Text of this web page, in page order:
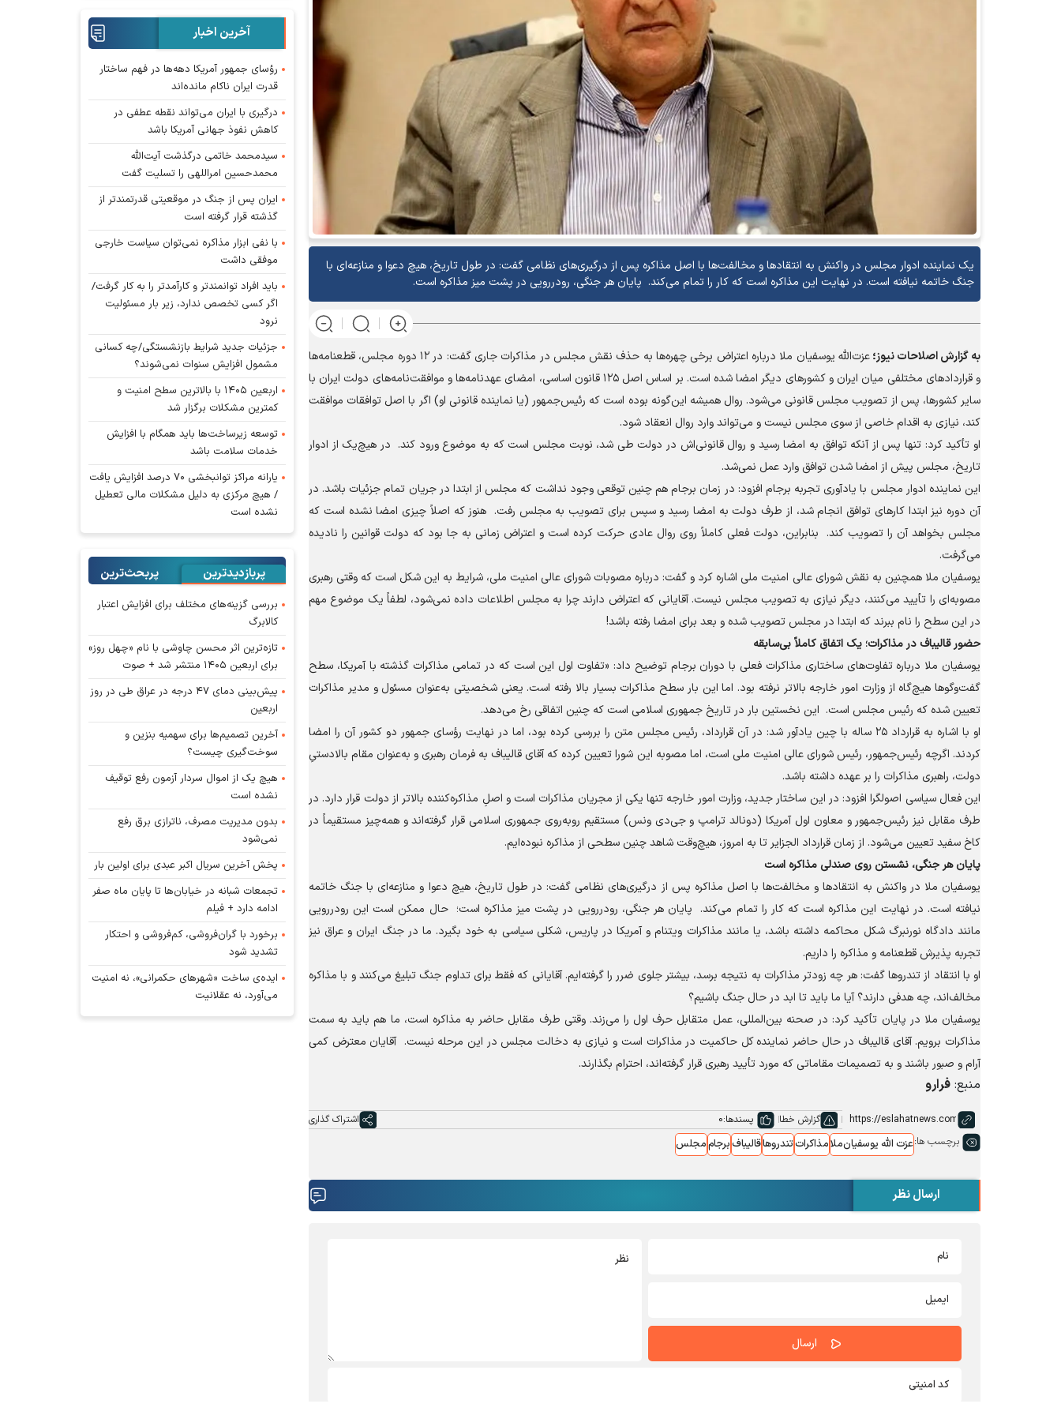
یک نماینده ادوار مجلس در واکنش به انتقاد‌ها و مخالفت‌ها با اصل مذاکره پس از درگیری‌های نظامی گفت: در طول تاریخ، هیچ دعوا و منازعه‌ای با
جنگ خاتمه نیافته است. در نهایت این مذاکره است که کار را تمام می‌کند. پایان هر جنگی، رودررویی در پشت میز مذاکره است.
به گزارشاصلاحات نیوز؛
عزت‌الله یوسفیان ملا درباره اعتراض برخی چهره‌ها به حذف نقش مجلس در مذاکرات جاری گفت: در ۱۲ دوره مجلس، قطعنامه‌ها
و قرارداد‌های مختلفی میان ایران و کشور‌های دیگر امضا شده است. بر اساس اصل ۱۲۵ قانون اساسی، امضای عهدنامه‌ها و موافقت‌نامه‌های دولت ایران با
سایر کشورها، پس از تصویب مجلس قانونی می‌شود. روال همیشه این‌گونه بوده است که رئیس‌جمهور (یا نماینده قانونی او) اگر با اصل توافقات موافقت
کند، نیازی به اقدام خاصی از سوی مجلس نیست و می‌تواند وارد روال انعقاد شود.
او تأکید کرد: تنها پس از آنکه توافق به امضا رسید و روال قانونی‌اش در دولت طی شد، نوبت مجلس است که به موضوع ورود کند. در هیچ‌یک از ادوار
تاریخ، مجلس پیش از امضا شدن توافق وارد عمل نمی‌شد.
این نماینده ادوار مجلس با یادآوری تجربه برجام افزود: در زمان برجام هم چنین توقعی وجود نداشت که مجلس از ابتدا در جریان تمام جزئیات باشد. در
آن دوره نیز ابتدا کار‌های توافق انجام شد، از طرف دولت به امضا رسید و سپس برای تصویب به مجلس رفت. هنوز که اصلاً چیزی امضا نشده است که
مجلس بخواهد آن را تصویب کند. بنابراین، دولت فعلی کاملاً روی روال عادی حرکت کرده است و اعتراض زمانی به جا بود که دولت قوانین را نادیده
می‌گرفت.
یوسفیان ملا همچنین به نقش شورای عالی امنیت ملی اشاره کرد و گفت: درباره مصوبات شورای عالی امنیت ملی، شرایط به این شکل است که وقتی رهبری
مصوبه‌ای را تأیید می‌کنند، دیگر نیازی به تصویب مجلس نیست. آقایانی که اعتراض دارند چرا به مجلس اطلاعات داده نمی‌شود، لطفاً یک موضوع مهم
در این سطح را نام ببرند که ابتدا در مجلس تصویب شده و بعد برای امضا رفته باشد!
حضور قالیباف در مذاکرات؛ یک اتفاق کاملاً بی‌سابقه
یوسفیان ملا درباره تفاوت‌های ساختاری مذاکرات فعلی با دوران برجام توضیح داد: «تفاوت اول این است که در تمامی مذاکرات گذشته با آمریکا، سطح
گفت‌و‌گو‌ها هیچ‌گاه از وزارت امور خارجه بالاتر نرفته بود. اما این بار سطح مذاکرات بسیار بالا رفته است. یعنی شخصیتی به‌عنوان مسئول و مدیر مذاکرات
تعیین شده که رئیس مجلس است. این نخستین بار در تاریخ جمهوری اسلامی است که چنین اتفاقی رخ می‌دهد.
او با اشاره به قرارداد ۲۵ ساله با چین یادآور شد: در آن قرارداد، رئیس مجلس متن را بررسی کرده بود، اما در نهایت رؤسای جمهور دو کشور آن را امضا
کردند. اگرچه رئیس‌جمهور، رئیس شورای عالی امنیت ملی است، اما مصوبه این شورا تعیین کرده که آقای قالیباف به فرمان رهبری و به‌عنوان مقام بالادستیِ
دولت، راهبری مذاکرات را بر عهده داشته باشد.
این فعال سیاسی اصولگرا افزود: در این ساختار جدید، وزارت امور خارجه تنها یکی از مجریان مذاکرات است و اصلِ مذاکره‌کننده بالاتر از دولت قرار دارد. در
طرف مقابل نیز رئیس‌جمهور و معاون اول آمریکا (دونالد ترامپ و جی‌دی ونس) مستقیم روبه‌روی جمهوری اسلامی قرار گرفته‌اند و همه‌چیز مستقیماً در
کاخ سفید تعیین می‌شود. از زمان قرارداد الجزایر تا به امروز، هیچ‌وقت شاهد چنین سطحی از مذاکره نبوده‌ایم.
پایان هر جنگی، نشستن روی صندلی مذاکره است
یوسفیان ملا در واکنش به انتقاد‌ها و مخالفت‌ها با اصل مذاکره پس از درگیری‌های نظامی گفت: در طول تاریخ، هیچ دعوا و منازعه‌ای با جنگ خاتمه
نیافته است. در نهایت این مذاکره است که کار را تمام می‌کند. پایان هر جنگی، رودررویی در پشت میز مذاکره است؛ حال ممکن است این رودررویی
مانند دادگاه نورنبرگ شکل محاکمه داشته باشد، یا مانند مذاکرات ویتنام و آمریکا در پاریس، شکلی سیاسی به خود بگیرد. ما در جنگ ایران و عراق نیز
تجربه پذیرش قطعنامه و مذاکره را داریم.
او با انتقاد از تندرو‌ها گفت: هر چه زودتر مذاکرات به نتیجه برسد، بیشتر جلوی ضرر را گرفته‌ایم. آقایانی که فقط برای تداوم جنگ تبلیغ می‌کنند و با مذاکره
مخالف‌اند، چه هدفی دارند؟ آیا ما باید تا ابد در حال جنگ باشیم؟
یوسفیان ملا در پایان تأکید کرد: در صحنه بین‌المللی، عمل متقابل حرف اول را می‌زند. وقتی طرف مقابل حاضر به مذاکره است، ما هم باید به سمت
مذاکرات برویم. آقای قالیباف در حال حاضر نماینده کل حاکمیت در مذاکرات است و نیازی به دخالت مجلس در این مرحله نیست. آقایان معترض کمی
آرام و صبور باشند و به تصمیمات مقاماتی که مورد تأیید رهبری قرار گرفته‌اند، احترام بگذارند.
منبع: فرارو
گزارش خطا پسندها:0 اشتراک گذاری
برچسب ها:عزت الله یوسفیان‌ملامذاکراتتندروهاقالیبافبرجاممجلس
ارسال نظر
آخرین اخبار
رؤسای جمهور آمریکا دهه‌ها در فهم ساختار
قدرت ایران ناکام مانده‌اند
درگیری با ایران می‌تواند نقطه عطفی در
کاهش نفوذ جهانی آمریکا باشد
سیدمحمد خاتمی درگذشت آیت‌الله
محمدحسین امراللهی را تسلیت گفت
ایران پس از جنگ در موقعیتی قدرتمندتر از
گذشته قرار گرفته است
با نفی ابزار مذاکره نمی‌توان سیاست خارجی
موفقی داشت
باید افراد توانمندتر و کارآمدتر را به کار گرفت/
اگر کسی تخصص ندارد، زیر بار مسئولیت
نرود
جزئیات جدید شرایط بازنشستگی/چه کسانی
مشمول افزایش سنوات نمی‌شوند؟
اربعین ۱۴۰۵ با بالاترین سطح امنیت و
کمترین مشکلات برگزار شد
توسعه زیرساخت‌ها باید همگام با افزایش
خدمات سلامت باشد
یارانه مراکز توانبخشی ۷۰ درصد افزایش یافت
/ هیچ مرکزی به دلیل مشکلات مالی تعطیل
نشده است
پربازدیدترین پربحث‌ترین‌
بررسی گزینه‌های مختلف برای افزایش اعتبار
کالابرگ
تازه‌ترین اثر محسن چاوشی با نام «چهل روز»
برای اربعین ۱۴۰۵ منتشر شد + صوت
پیش‌بینی دمای ۴۷ درجه در عراق طی در روز
اربعین
آخرین تصمیم‌ها برای سهمیه بنزین و
سوخت‌گیری چیست؟
هیچ یک از اموال سردار آزمون رفع توقیف
نشده است
بدون مدیریت مصرف، ناترازی برق رفع
نمی‌شود
پخش آخرین سریال اکبر عبدی برای اولین بار
تجمعات شبانه در خیابان‌ها تا پایان ماه صفر
ادامه دارد + فیلم
برخورد با گران‌فروشی، کم‌فروشی و احتکار
تشدید شود
ایده‌ی ساخت «شهرهای حکمرانی»، نه امنیت
می‌آورد، نه عقلانیت